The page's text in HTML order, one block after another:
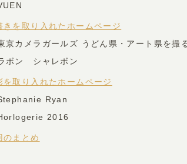
ムページ集客の重要性
ある質問
様の声
らせ・コラム
きを取り入れたホームページ
京カメラガールズ うどん県・アート県を撮
ボン シャレボン
を取り入れたホームページ
Ryan
2016
のまとめ